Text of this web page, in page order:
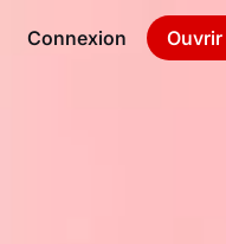
Connexion